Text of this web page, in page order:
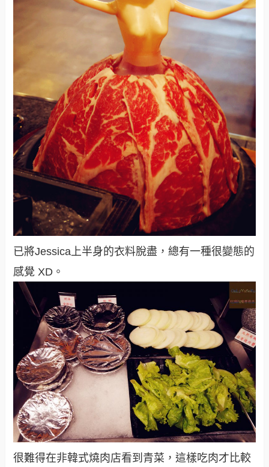
已將Jessica上半身的衣料脫盡，總有一種很變態的
感覺 XD。
很難得在非韓式燒肉店看到青菜，這樣吃肉才比較